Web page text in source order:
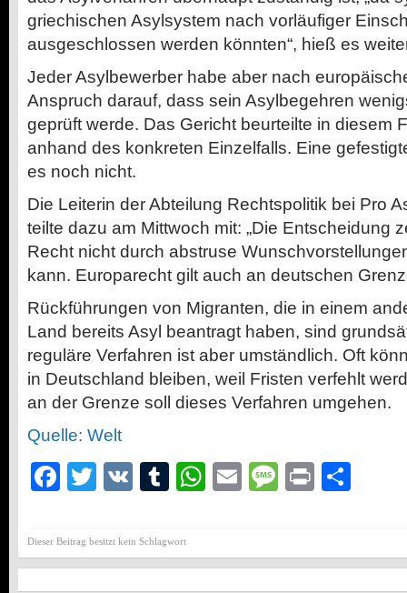
griechischen Asylsystem nach vorläufiger
ausgeschlossen werden könnten“, hieß es
Jeder Asylbewerber habe aber nach
Anspruch darauf, dass sein Asylbegehren
geprüft werde. Das Gericht beurteilte in diesem
anhand des konkreten Einzelfalls. Eine
es noch nicht.
Die Leiterin der Abteilung Rechtspolitik bei Pro
teilte dazu am Mittwoch mit: „Die Entscheidung
Recht nicht durch abstruse
kann. Europarecht gilt auch an deutschen
Rückführungen von Migranten, die in einem
Land bereits Asyl beantragt haben, sind
reguläre Verfahren ist aber umständlich. Oft
in Deutschland bleiben, weil Fristen verfehlt
an der Grenze soll dieses Verfahren umgehen.
Quelle: Welt
Facebook
Twitter
VK Tumblr
WhatsApp
EmailMessage
Print
Dieser Beitrag besitzt kein Schlagwort